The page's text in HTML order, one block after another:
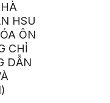
HSU
ÔN
CHỈ
DẪN